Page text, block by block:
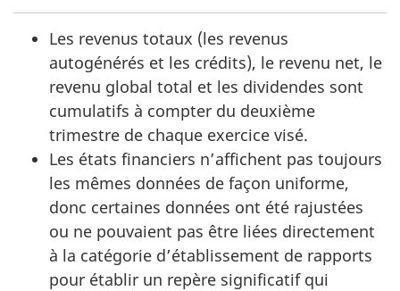
Les revenus totaux (les revenus
autogénérés et les crédits), le revenu net, le
revenu global total et les dividendes sont
cumulatifs à compter du deuxième
trimestre de chaque exercice visé.
Les états financiers n’affichent pas toujours
les mêmes données de façon uniforme,
donc certaines données ont été rajustées
ou ne pouvaient pas être liées directement
à la catégorie d’établissement de rapports
pour établir un repère significatif qui